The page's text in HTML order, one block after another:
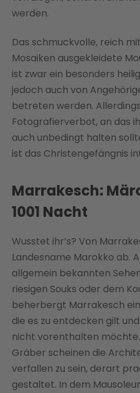
werden.
Das schmuckvolle, reich
Mosaiken ausgekleidete
ist zwar ein besonders
jedoch auch von
betreten werden.
Fotografierverbot, an das
auch unbedingt halten
ist das Christengefängnis
Marrakesch:
1001 Nacht
Wusstet ihr’s? Von
Landesname Marokko ab.
allgemein bekannten
riesigen Souks oder dem
beherbergt Marrakesch
die es zu entdecken gilt
nicht vorenthalten
Gräber scheinen die
verfallen zu sein, derart
gestaltet. In dem